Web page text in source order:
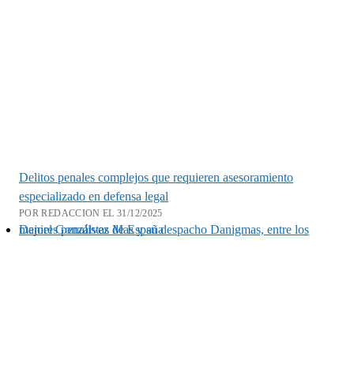
Delitos penales complejos que requieren asesoramiento
especializado en defensa legal
POR REDACCION EL 31/12/2025
Daniel Gonzálvez Mas y su despacho Danigmas, entre los mejores penalistas de España